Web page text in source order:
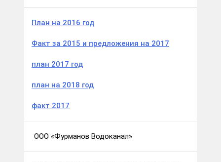
План на 2016 год
Факт за 2015 и предложения на 2017
план 2017 год
план на 2018 год
факт 2017
ООО «Фурманов Водоканал»